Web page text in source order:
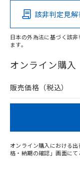
在庫等で未対応品
問い合わせくださ
該非判定見
日本の外為法に基づく該
ます。
オンライン購入
販売価格（税込）
オンライン購入における
格・納期の確認」画面にて